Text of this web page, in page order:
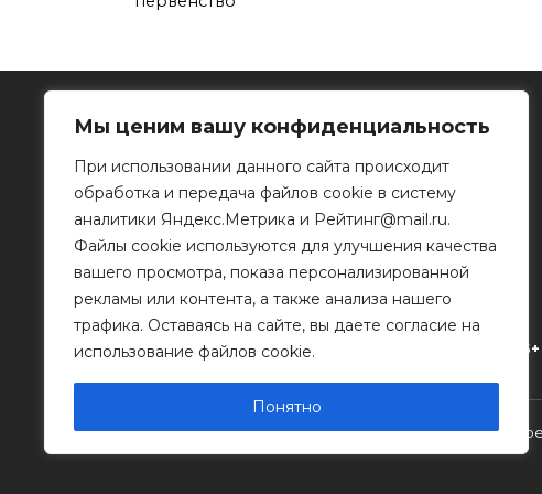
Мы ценим вашу конфиденциальность
При использовании данного сайта происходит
обработка и передача файлов cookie в систему
аналитики Яндекс.Метрика и Рейтинг@mail.ru.
Файлы cookie используются для улучшения качества
вашего просмотра, показа персонализированной
рекламы или контента, а также анализа нашего
трафика. Оставаясь на сайте, вы даете согласие на
использование файлов cookie.
Понятно
Рязанское информационное агентство
390023, г. Рязань, ул. Горького, д. 32
Телефон: 8 (4912) 46-34-04
Информационные материалы предоставлены
для размещения на сайте их правообладателями.
16+
© 2011 - 2026 Копирование информации только с